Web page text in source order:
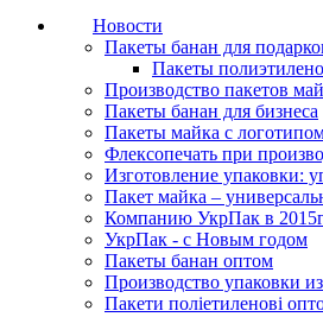
Новости
Пакеты банан для
Пакеты
Производство пакетов
Пакеты банан для бизнеса
Пакеты майка с
Флексопечать при
Изготовление упаковки:
Пакет майка –
Компанию УкрПак в
УкрПак - с Новым годом
Пакеты банан оптом
Производство упаковки
Пакети поліетиленові